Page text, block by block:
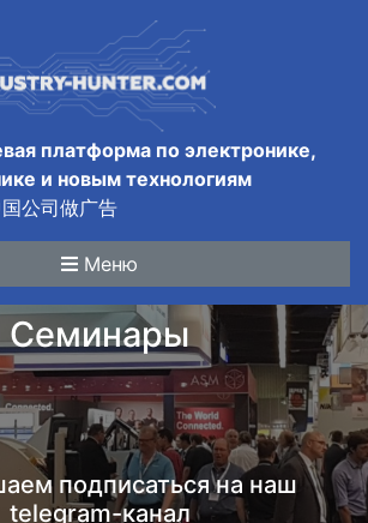
платформа по электронике,
и новым технологиям
公司做广告
Меню
Семинары
подписаться на наш
telegram-канал